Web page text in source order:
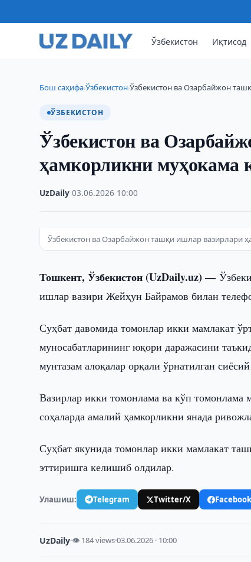
Ўзбекистон Иқтисод
Бош саҳифа›Ўзбекистон›Ўзбекистон ва Озарбайжон
ЎЗБЕКИСТОН
Ўзбекистон ва
ҳамкорликни муҳокама
UzDaily ·03.06.2026 10:00
Ўзбекистон ва Озарбайжон ташқи ишлар вазирлари
Тошкент, Ўзбекистон (UzDaily.uz) —
ишлар вазири Жейҳун Байрамов билан
Суҳбат давомида томонлар икки мамлакат
муносабатларининг юқори даражасини
мунтазам алоқалар орқали ўрнатилган
Вазирлар икки томонлама ва кўп томонлама
соҳаларда амалий ҳамкорликни янада
Суҳбат якунида томонлар икки мамлакат
эттиришга келишиб олдилар.
Улашиш: Telegram Twitter/X Facebook
UzDaily·👁 184 views·03.06.2026 · 10:00